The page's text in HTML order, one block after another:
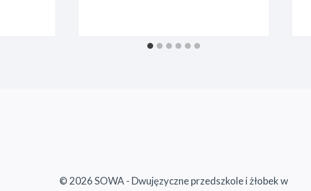
© 2026 SOWA - Dwujęzyczne przedszkole i żłobek w